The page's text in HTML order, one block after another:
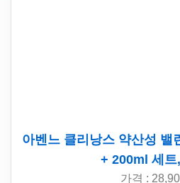
아벤느 클리낭스 약산성 밸
+ 200ml 세트
가격 :